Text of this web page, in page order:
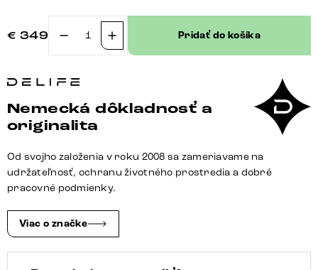
€ 349
množstvo
stolička
Flex
s
opierkami
mikrovlákno
taupe
drevená
podstava
hranatá
Pridať do košíka
Nemecká dôkladnosť a
originalita
Od svojho založenia v roku 2008 sa zameriavame na
udržateľnosť, ochranu životného prostredia a dobré
pracovné podmienky.
Viac o značke